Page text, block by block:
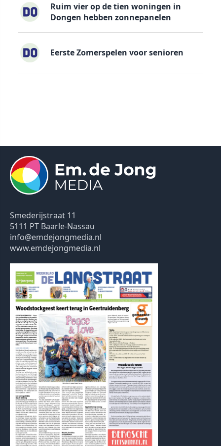
Ruim vier op de tien woningen in
Dongen hebben zonnepanelen
Eerste Zomerspelen voor senioren
Smederijstraat 11
5111 PT Baarle-Nassau
info@emdejongmedia.nl
www.emdejongmedia.nl